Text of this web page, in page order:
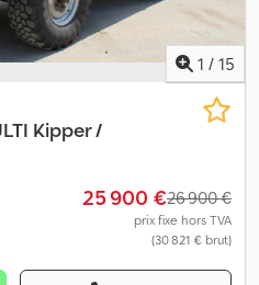
Imo Ac Deck Vidéos
frappe et vente préalable
1 / 15
Kipper /
25 900 €26 900 €
prix fixe hors TVA
(30 821 € brut)